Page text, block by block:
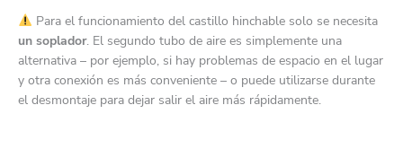
Para el funcionamiento del castillo hinchable solo se necesita
un soplador. El segundo tubo de aire es simplemente una
alternativa – por ejemplo, si hay problemas de espacio en el lugar
y otra conexión es más conveniente – o puede utilizarse durante
el desmontaje para dejar salir el aire más rápidamente.